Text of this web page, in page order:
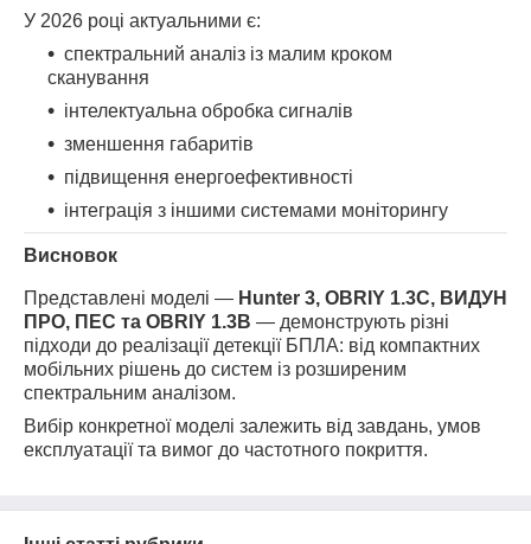
У 2026 році актуальними є:
спектральний аналіз із малим кроком
сканування
інтелектуальна обробка сигналів
зменшення габаритів
підвищення енергоефективності
інтеграція з іншими системами моніторингу
Висновок
Представлені моделі — Hunter 3, OBRIY 1.3C, ВИДУН
ПРО, ПЕС та OBRIY 1.3B — демонструють різні
підходи до реалізації детекції БПЛА: від компактних
мобільних рішень до систем із розширеним
спектральним аналізом.
Вибір конкретної моделі залежить від завдань, умов
експлуатації та вимог до частотного покриття.